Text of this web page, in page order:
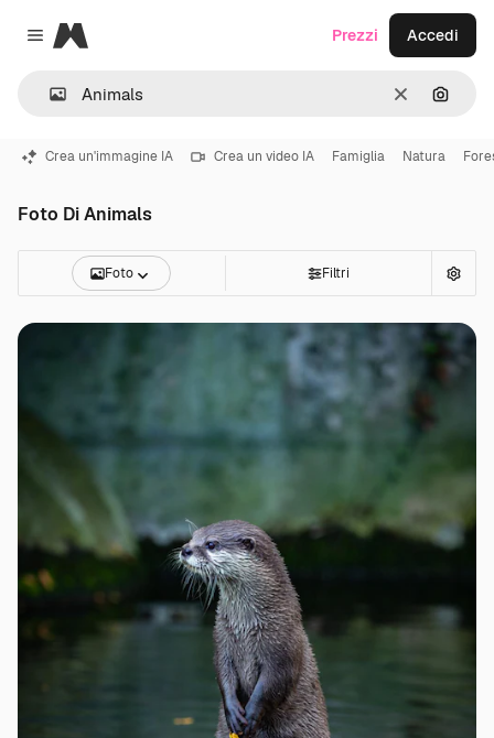
Close menu
Magnific
CancellaCerca
Prezzi Accedi
Crea un'immagine IA Crea un video IA Famiglia Natura
Foto Di Animals
Foto Filtri